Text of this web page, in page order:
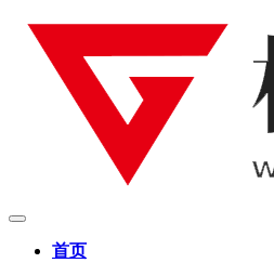
首页